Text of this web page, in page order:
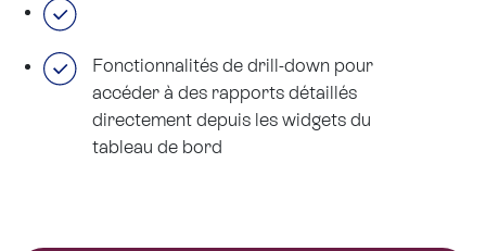
Fonctionnalités de drill-down pour
accéder à des rapports détaillés
directement depuis les widgets du
tableau de bord